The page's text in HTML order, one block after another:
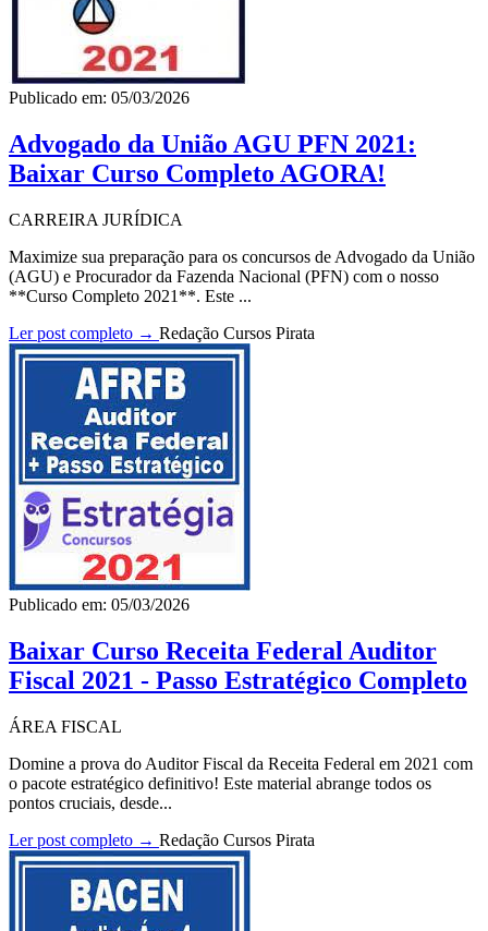
Publicado em: 05/03/2026
Advogado da União AGU PFN 2021:
Baixar Curso Completo AGORA!
CARREIRA JURÍDICA
Maximize sua preparação para os concursos de Advogado da União
(AGU) e Procurador da Fazenda Nacional (PFN) com o nosso
**Curso Completo 2021**. Este ...
Ler post completo → Redação Cursos Pirata
Publicado em: 05/03/2026
Baixar Curso Receita Federal Auditor
Fiscal 2021 - Passo Estratégico Completo
ÁREA FISCAL
Domine a prova do Auditor Fiscal da Receita Federal em 2021 com
o pacote estratégico definitivo! Este material abrange todos os
pontos cruciais, desde...
Ler post completo → Redação Cursos Pirata